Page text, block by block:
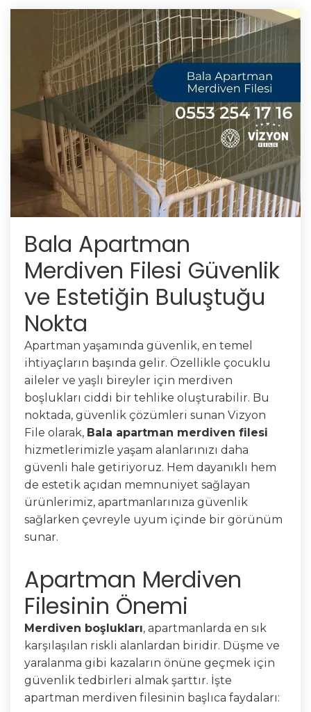
Bala Apartman
Merdiven Filesi Güvenlik
ve Estetiğin Buluştuğu
Nokta
Apartman yaşamında güvenlik, en temel
ihtiyaçların başında gelir. Özellikle çocuklu
aileler ve yaşlı bireyler için merdiven
boşlukları ciddi bir tehlike oluşturabilir. Bu
noktada, güvenlik çözümleri sunan Vizyon
File olarak, Bala apartman merdiven filesi
hizmetlerimizle yaşam alanlarınızı daha
güvenli hale getiriyoruz. Hem dayanıklı hem
de estetik açıdan memnuniyet sağlayan
ürünlerimiz, apartmanlarınıza güvenlik
sağlarken çevreyle uyum içinde bir görünüm
sunar.
Apartman Merdiven
Filesinin Önemi
Merdiven boşlukları, apartmanlarda en sık
karşılaşılan riskli alanlardan biridir. Düşme ve
yaralanma gibi kazaların önüne geçmek için
güvenlik tedbirleri almak şarttır. İşte
apartman merdiven filesinin başlıca faydaları: